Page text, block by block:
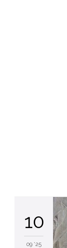
10
09 '25